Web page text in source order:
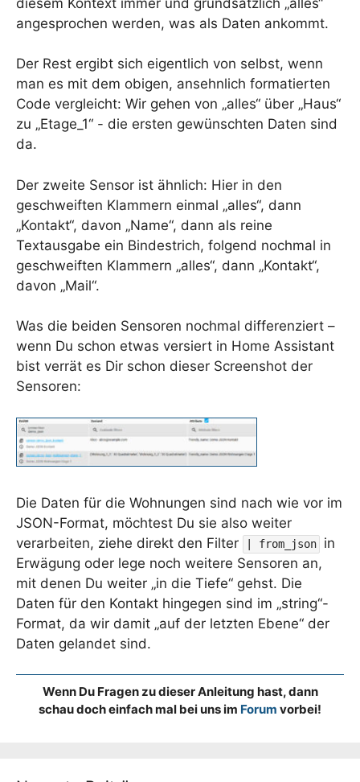
angesprochen werden, was als Daten ankommt.
Der Rest ergibt sich eigentlich von selbst, wenn
man es mit dem obigen, ansehnlich formatierten
Code vergleicht: Wir gehen von „alles“ über „Haus“
zu „Etage_1“ - die ersten gewünschten Daten sind
da.
Der zweite Sensor ist ähnlich: Hier in den
geschweiften Klammern einmal „alles“, dann
„Kontakt“, davon „Name“, dann als reine
Textausgabe ein Bindestrich, folgend nochmal in
geschweiften Klammern „alles“, dann „Kontakt“,
davon „Mail“.
Was die beiden Sensoren nochmal differenziert –
wenn Du schon etwas versiert in Home Assistant
bist verrät es Dir schon dieser Screenshot der
Sensoren:
Die Daten für die Wohnungen sind nach wie vor im
JSON-Format, möchtest Du sie also weiter
verarbeiten, ziehe direkt den Filter
| from_json
in
Erwägung oder lege noch weitere Sensoren an,
mit denen Du weiter „in die Tiefe“ gehst. Die
Daten für den Kontakt hingegen sind im „string“-
Format, da wir damit „auf der letzten Ebene“ der
Daten gelandet sind.
Wenn Du Fragen zu dieser Anleitung hast, dann
schau doch einfach mal bei uns im Forum vorbei!